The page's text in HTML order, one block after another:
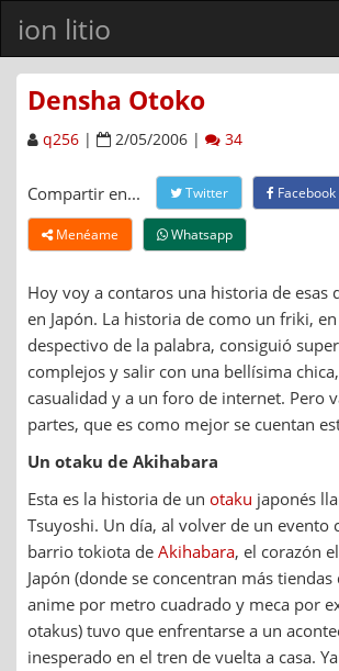
ion litio
Densha Otoko
q256 | 2/05/2006 | 34
Compartir en... Twitter Facebook
Menéame Whatsapp
Hoy voy a contaros una historia de esas
en Japón. La historia de como un friki,
despectivo de la palabra, consiguió
complejos y salir con una bellísima
casualidad y a un foro de internet. Pero
partes, que es como mejor se cuentan
Un otaku de Akihabara
Esta es la historia de un otaku japonés
Tsuyoshi. Un día, al volver de un evento
barrio tokiota de Akihabara, el corazón
Japón (donde se concentran más
anime por metro cuadrado y meca por
otakus) tuvo que enfrentarse a un
inesperado en el tren de vuelta a casa.